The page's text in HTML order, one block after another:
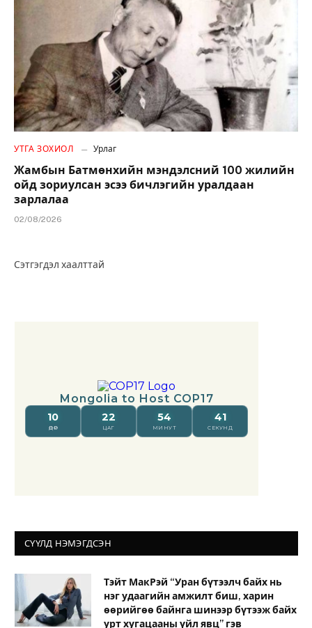
УТГА ЗОХИОЛ Урлаг
Жамбын Батмөнхийн мэндэлсний 100 жилийн
ойд зориулсан эсээ бичлэгийн уралдаан
зарлалаа
02/08/2026
Сэтгэгдэл хаалттай
СҮҮЛД НЭМЭГДСЭН
Тэйт МакРэй “Уран бүтээлч байх нь
нэг удаагийн амжилт биш, харин
өөрийгөө байнга шинээр бүтээж байх
урт хугацааны үйл явц” гэв